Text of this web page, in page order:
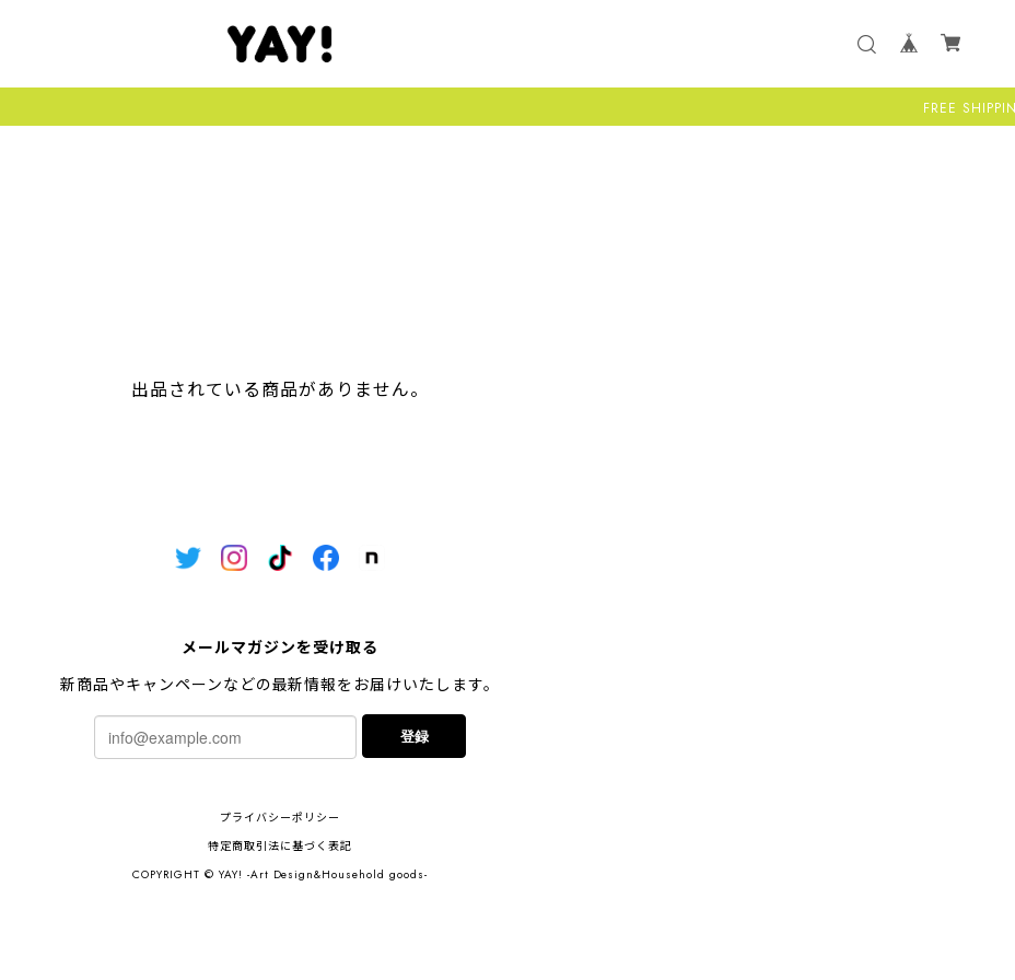
FREE
出品されている商品がありません。
メールマガジンを受け取る
新商品やキャンペーンなどの最新情報をお届けいたします。
登録
プライバシーポリシー
特定商取引法に基づく表記
COPYRIGHT © YAY! -Art Design&Household goods-